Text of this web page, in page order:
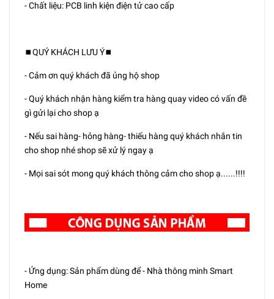
- Chất liệu: PCB linh kiện điện tử cao cấp
⏹️QUÝ KHÁCH LƯU Ý⏹️
- Cảm ơn quý khách đã ủng hộ shop
- Quý khách nhận hàng kiểm tra hàng quay video có vấn đề
gì gửi lại cho shop ạ
- Nếu sai hàng- hỏng hàng- thiếu hàng quý khách nhắn tin
cho shop nhé shop sẽ xử lý ngay ạ
- Mọi sai sót mong quý khách thông cảm cho shop ạ......!!!!
- Ứng dụng: Sản phẩm dùng để - Nhà thông minh Smart
Home